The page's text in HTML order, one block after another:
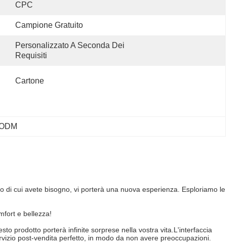
CPC
Campione Gratuito
Personalizzato A Seconda Dei
Requisiti
Cartone
cui avete bisogno, vi porterà una nuova esperienza. Esploriamo le
e bellezza!
prodotto porterà infinite sorprese nella vostra vita.L'interfaccia
post-vendita perfetto, in modo da non avere preoccupazioni.